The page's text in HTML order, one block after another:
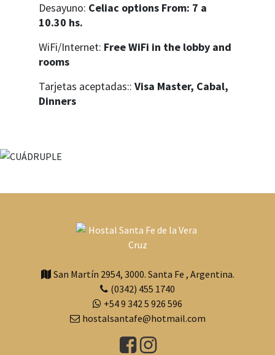
Desayuno: Celiac options From: 7 a
10.30 hs.
WiFi/Internet: Free WiFi in the lobby and
rooms
Tarjetas aceptadas:: Visa Master, Cabal,
Dinners
San Martín 2954, 3000. Santa Fe , Argentina.
(0342) 455 1740
+54 9 342 5 926 596
hostalsantafe@hotmail.com